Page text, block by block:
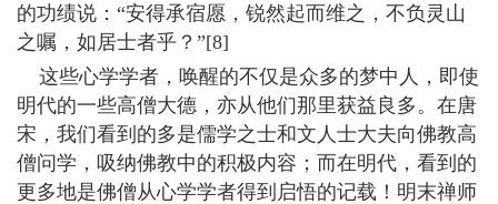
的功绩说：“安得承宿愿，锐然起而维之，不负灵山
之嘱，如居士者乎？”[8]
这些心学学者，唤醒的不仅是众多的梦中人，即使
明代的一些高僧大德，亦从他们那里获益良多。在唐
宋，我们看到的多是儒学之士和文人士大夫向佛教高
僧问学，吸纳佛教中的积极内容；而在明代，看到的
更多地是佛僧从心学学者得到启悟的记载！明末禅师